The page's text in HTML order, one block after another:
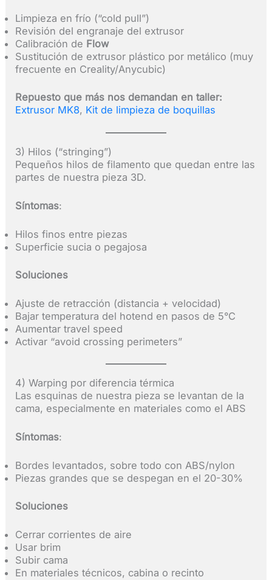
Limpieza en frío (“cold pull”)
Revisión del engranaje del extrusor
Calibración de Flow
Sustitución de extrusor plástico por metálico (muy
frecuente en Creality/Anycubic)
Repuesto que más nos demandan en taller:
Extrusor MK8, Kit de limpieza de boquillas
3) Hilos (“stringing”)
Pequeños hilos de filamento que quedan entre las
partes de nuestra pieza 3D.
Síntomas:
Hilos finos entre piezas
Superficie sucia o pegajosa
Soluciones
Ajuste de retracción (distancia + velocidad)
Bajar temperatura del hotend en pasos de 5°C
Aumentar travel speed
Activar “avoid crossing perimeters”
4) Warping por diferencia térmica
Las esquinas de nuestra pieza se levantan de la
cama, especialmente en materiales como el ABS
Síntomas:
Bordes levantados, sobre todo con ABS/nylon
Piezas grandes que se despegan en el 20-30%
Soluciones
Cerrar corrientes de aire
Usar brim
Subir cama
En materiales técnicos, cabina o recinto